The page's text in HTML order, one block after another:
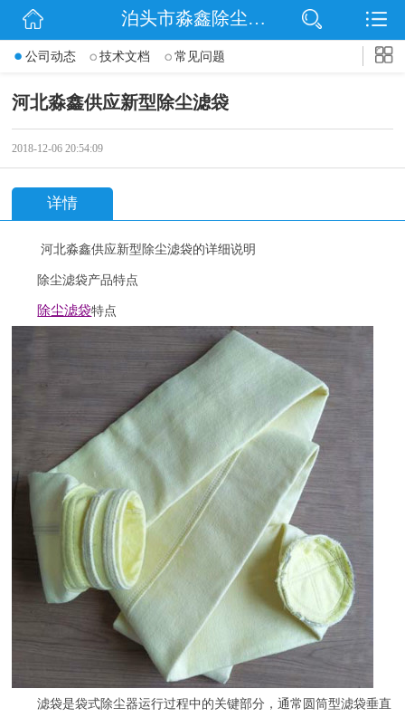
网站首页
泊头市淼鑫除尘配件销售处
公司动态 技术文档 常见问题
河北淼鑫供应新型除尘滤袋
2018-12-06 20:54:09
详情
河北淼鑫供应新型除尘滤袋的详细说明
除尘滤袋产品特点
除尘滤袋特点
滤袋是袋式除尘器运行过程中的关键部分，通常圆筒型滤袋垂直